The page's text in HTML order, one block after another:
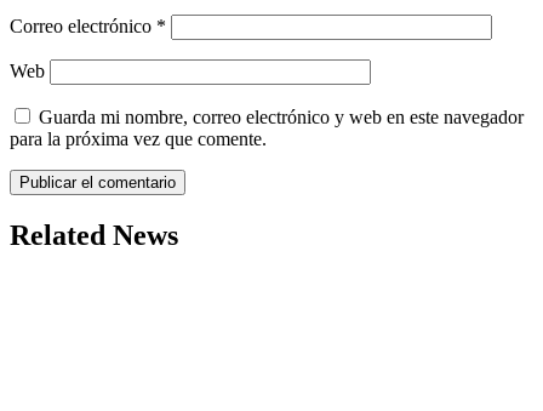
Correo electrónico *
Web
Guarda mi nombre, correo electrónico y web en este navegador
para la próxima vez que comente.
Related News